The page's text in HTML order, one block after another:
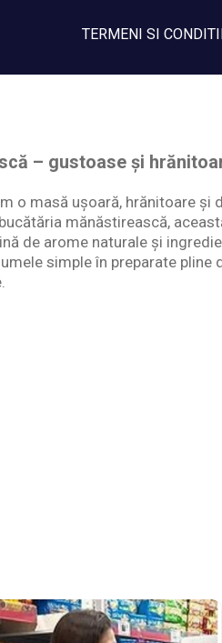
TERMENI SI
– gustoase și
o masă ușoară, hrănitoare și
mănăstirească,
de arome naturale și
simple în preparate pline